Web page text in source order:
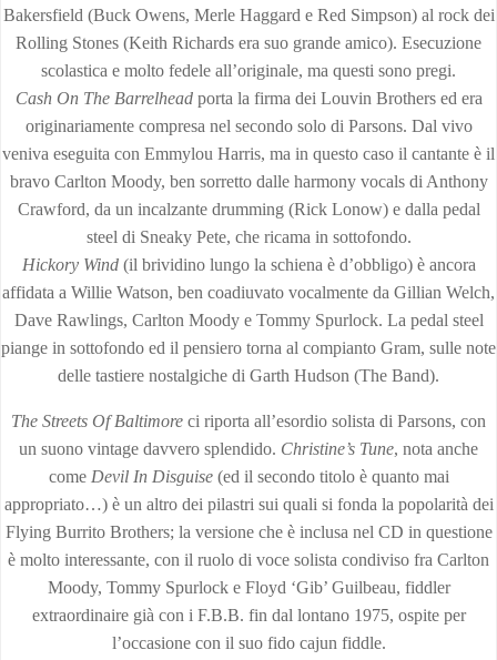
Bakersfield (Buck Owens, Merle Haggard e Red Simpson) al rock dei
Rolling Stones (Keith Richards era suo grande amico). Esecuzione
scolastica e molto fedele all’originale, ma questi sono pregi.
Cash On The Barrelheadporta la firma dei Louvin Brothers ed era
originariamente compresa nel secondo solo di Parsons. Dal vivo
veniva eseguita con Emmylou Harris, ma in questo caso il cantante è il
bravo Carlton Moody, ben sorretto dalle harmony vocals di Anthony
Crawford, da un incalzante drumming (Rick Lonow) e dalla pedal
steel di Sneaky Pete, che ricama in sottofondo.
Hickory Wind(il brividino lungo la schiena è d’obbligo) è ancora
affidata a Willie Watson, ben coadiuvato vocalmente da Gillian Welch,
Dave Rawlings, Carlton Moody e Tommy Spurlock. La pedal steel
piange in sottofondo ed il pensiero torna al compianto Gram, sulle note
delle tastiere nostalgiche di Garth Hudson (The Band).
The Streets Of Baltimore ci riporta all’esordio solista di Parsons, con
un suono vintage davvero splendido. Christine’s Tune, nota anche
come Devil In Disguise(ed il secondo titolo è quanto mai
appropriato…) è un altro dei pilastri sui quali si fonda la popolarità dei
Flying Burrito Brothers; la versione che è inclusa nel CD in questione
è molto interessante, con il ruolo di voce solista condiviso fra Carlton
Moody, Tommy Spurlock e Floyd ‘Gib’ Guilbeau, fiddler
extraordinaire già con i F.B.B. fin dal lontano 1975, ospite per
l’occasione con il suo fido cajun fiddle.